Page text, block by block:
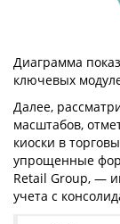
Диаграмма
ключевых
Далее,
масштабов,
киоски в
упрощенные
Retail Group, —
учета с